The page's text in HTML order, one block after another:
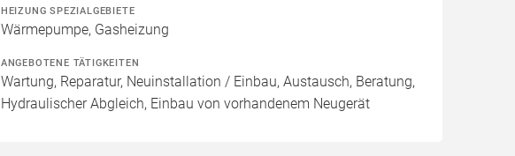
HEIZUNG SPEZIALGEBIETE
Wärmepumpe, Gasheizung
ANGEBOTENE TÄTIGKEITEN
Wartung, Reparatur, Neuinstallation / Einbau, Austausch, Beratung,
Hydraulischer Abgleich, Einbau von vorhandenem Neugerät